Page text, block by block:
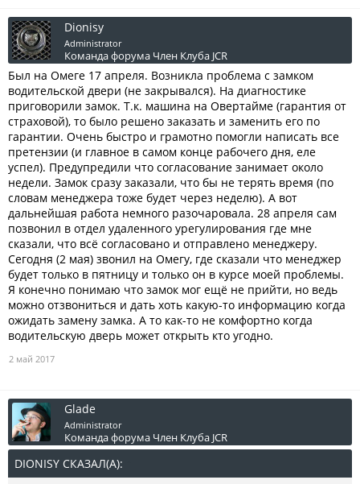
Dionisy
Administrator
Команда форума Член Клуба JCR
Был на Омеге 17 апреля. Возникла проблема с замком
водительской двери (не закрывался). На диагностике
приговорили замок. Т.к. машина на Овертайме (гарантия от
страховой), то было решено заказать и заменить его по
гарантии. Очень быстро и грамотно помогли написать все
претензии (и главное в самом конце рабочего дня, еле
успел). Предупредили что согласование занимает около
недели. Замок сразу заказали, что бы не терять время (по
словам менеджера тоже будет через неделю). А вот
дальнейшая работа немного разочаровала. 28 апреля сам
позвонил в отдел удаленного урегулирования где мне
сказали, что всё согласовано и отправлено менеджеру.
Сегодня (2 мая) звонил на Омегу, где сказали что менеджер
будет только в пятницу и только он в курсе моей проблемы.
Я конечно понимаю что замок мог ещё не прийти, но ведь
можно отзвониться и дать хоть какую-то информацию когда
ожидать замену замка. А то как-то не комфортно когда
водительскую дверь может открыть кто угодно.
2 май 2017
Glade
Administrator
Команда форума Член Клуба JCR
DIONISY СКАЗАЛ(А):